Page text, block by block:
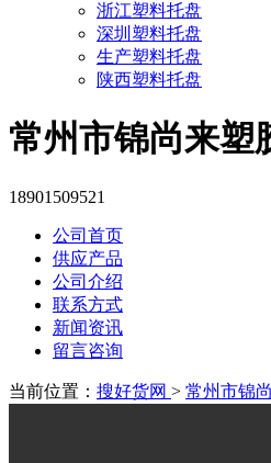
浙江塑料托盘
深圳塑料托盘
生产塑料托盘
陕西塑料托盘
常州市锦尚来塑
18901509521
公司首页
供应产品
公司介绍
联系方式
新闻资讯
留言咨询
当前位置： 搜好货网 > 常州市锦